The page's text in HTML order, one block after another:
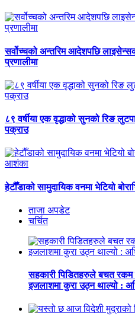
सर्वोच्चको अन्तरिम आदेशपछि
प्रणालीमा
८९ वर्षीया एक वृद्धाको सुनको रिङ
पक्राउ
हेटौँडाको सामुदायिक वनमा भेटियो
ताजा अपडेट
चर्चित
सहकारी पिडितहरुले बचत रकम
इजलाशमा कुरा उठ्न थाल्यो :